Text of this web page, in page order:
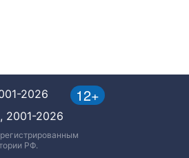
12+
2026
2001-2026
РФ.